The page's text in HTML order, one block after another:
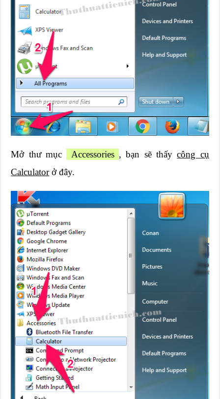
Mở thư mục Accessories , bạn sẽ thấycông cụ
Calculatorở đây.